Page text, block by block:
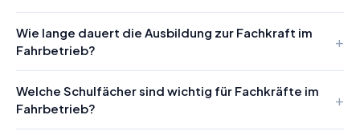
Wie lange dauert die Ausbildung zur Fachkraft im
Fahrbetrieb?
Welche Schulfächer sind wichtig für Fachkräfte im
Fahrbetrieb?